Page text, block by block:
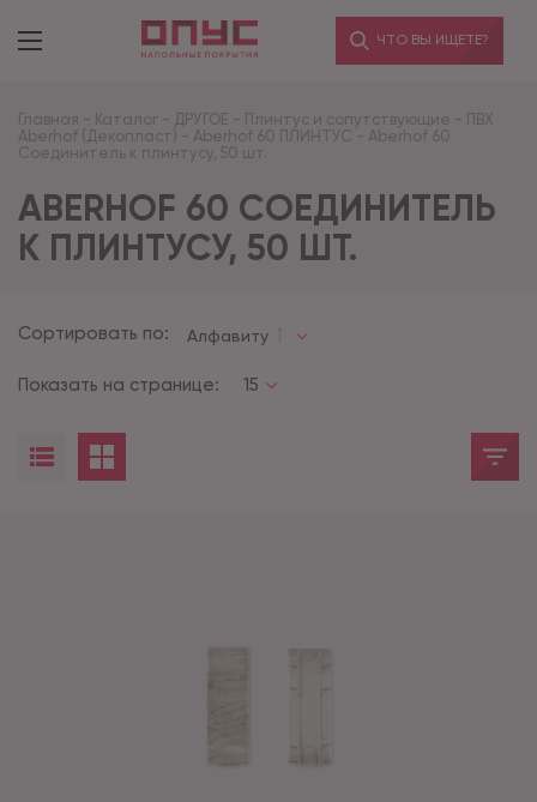
ЧТО ВЫ ИЩЕТЕ?
Главная - Каталог - ДРУГОЕ - Плинтус и сопутствующие - ПВХ
Aberhof (Декопласт) - Aberhof 60 ПЛИНТУС - Aberhof 60
Соединитель к плинтусу, 50 шт.
ABERHOF 60 СОЕДИНИТЕЛЬ
К ПЛИНТУСУ, 50 ШТ.
Сортировать по: Алфавиту
Показать на странице: 15